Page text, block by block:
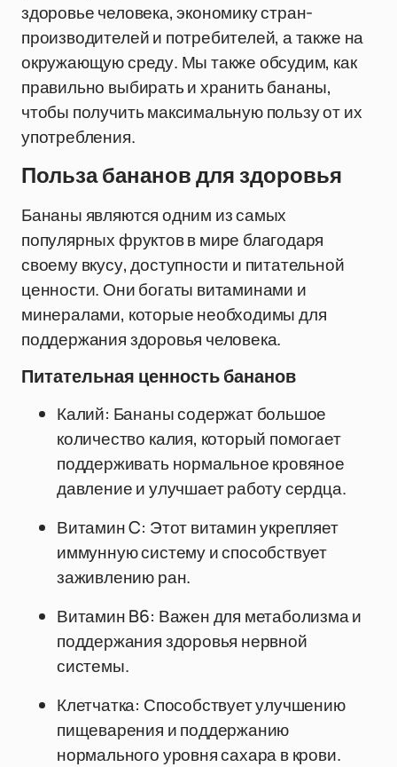
здоровье человека, экономику стран-
производителей и потребителей, а также на
окружающую среду. Мы также обсудим, как
правильно выбирать и хранить бананы,
чтобы получить максимальную пользу от их
употребления.
Польза бананов для здоровья
Бананы являются одним из самых
популярных фруктов в мире благодаря
своему вкусу, доступности и питательной
ценности. Они богаты витаминами и
минералами, которые необходимы для
поддержания здоровья человека.
Питательная ценность бананов
Калий: Бананы содержат большое
количество калия, который помогает
поддерживать нормальное кровяное
давление и улучшает работу сердца.
Витамин C: Этот витамин укрепляет
иммунную систему и способствует
заживлению ран.
Витамин B6: Важен для метаболизма и
поддержания здоровья нервной
системы.
Клетчатка: Способствует улучшению
пищеварения и поддержанию
нормального уровня сахара в крови.